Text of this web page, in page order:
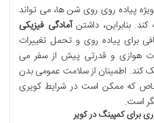
پیاده روی روی شن ها، می تواند
بنابراین، داشتنآمادگی فیزیکی
برای پیاده روی و تحمل تغییرات
هوازی و قدرتی پیش از سفر می
کند. اطمینان از سلامت عمومی بدن
که ممکن است در شرایط کویری
است.
برای کمپینگ در کویر